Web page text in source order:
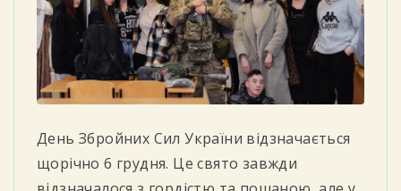
День Збройних Сил України відзначається
щорічно 6 грудня. Це свято завжди